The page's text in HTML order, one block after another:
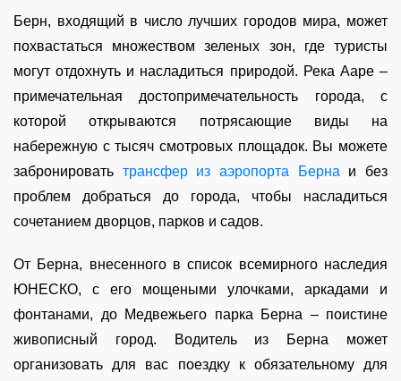
Берн, входящий в число лучших городов мира, может
похвастаться множеством зеленых зон, где туристы
могут отдохнуть и насладиться природой. Река Ааре –
примечательная достопримечательность города, с
которой открываются потрясающие виды на
набережную с тысяч смотровых площадок. Вы можете
забронировать трансфер из аэропорта Берна и без
проблем добраться до города, чтобы насладиться
сочетанием дворцов, парков и садов.
От Берна, внесенного в список всемирного наследия
ЮНЕСКО, с его мощеными улочками, аркадами и
фонтанами, до Медвежьего парка Берна – поистине
живописный город. Водитель из Берна может
организовать для вас поездку к обязательному для